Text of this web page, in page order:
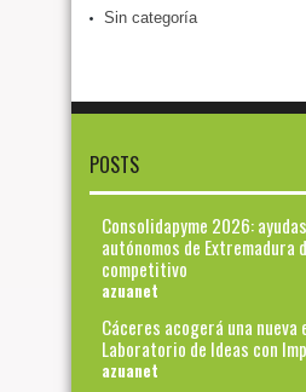
Sin categoría
POSTS
Consolidapyme 2026:
autónomos de Extremadura
competitivo
azuanet
Cáceres acogerá una nueva
Laboratorio de Ideas con
azuanet